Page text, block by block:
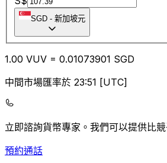
SGD - 新加坡元
1.00 VUV = 0.01073901 SGD
中間市場匯率於 23:51 [UTC]
立即諮詢貨幣專家。 我們可以提供比
預約通話